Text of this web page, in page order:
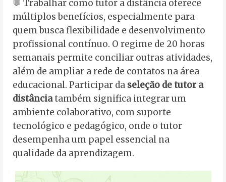
💬 Trabalhar como tutor a distância oferece
múltiplos benefícios, especialmente para
quem busca flexibilidade e desenvolvimento
profissional contínuo. O regime de 20 horas
semanais permite conciliar outras atividades,
além de ampliar a rede de contatos na área
educacional. Participar da seleção de tutor a
distânciatambém significa integrar um
ambiente colaborativo, com suporte
tecnológico e pedagógico, onde o tutor
desempenha um papel essencial na
qualidade da aprendizagem.